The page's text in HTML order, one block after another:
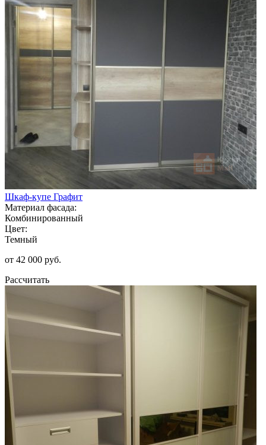
Шкаф-купе Графит
Материал фасада:
Комбинированный
Цвет:
Темный
от 42 000 руб.
Рассчитать